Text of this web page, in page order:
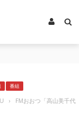
配信サービス「shelfs」
番組
›
FMおおつ「高山美千代